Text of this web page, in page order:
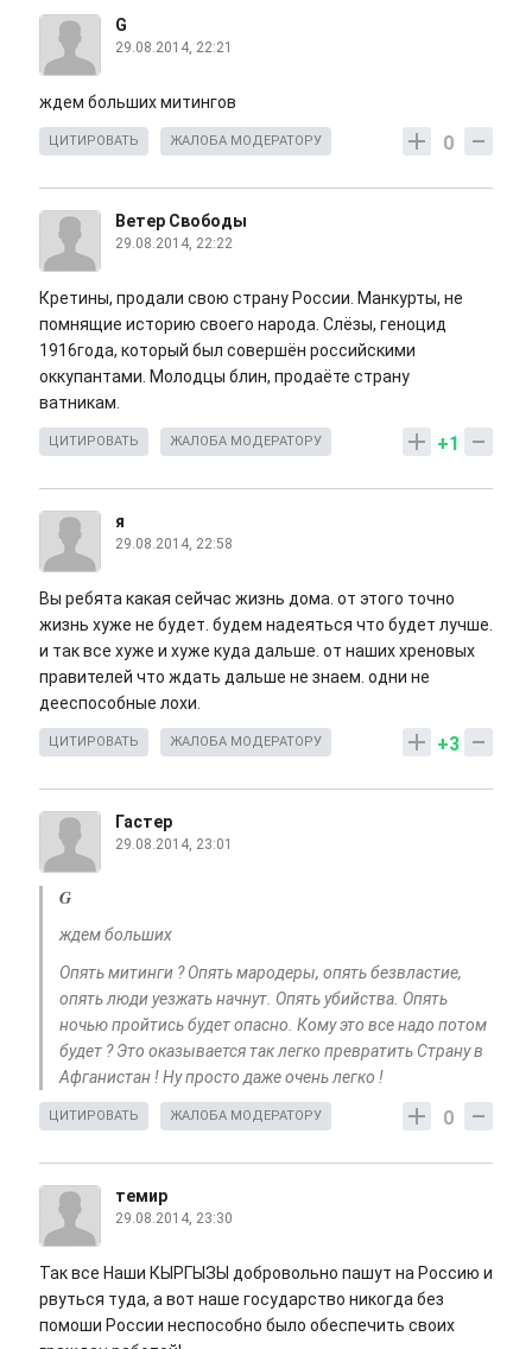
G
29.08.2014, 22:21
ждем больших митингов
0
ЦИТИРОВАТЬ ЖАЛОБА МОДЕРАТОРУ
Ветер Свободы
29.08.2014, 22:22
Кретины, продали свою страну России. Манкурты, не
помнящие историю своего народа. Слёзы, геноцид
1916года, который был совершён российскими
оккупантами. Молодцы блин, продаёте страну
ватникам.
+1
ЦИТИРОВАТЬ ЖАЛОБА МОДЕРАТОРУ
я
29.08.2014, 22:58
Вы ребята какая сейчас жизнь дома. от этого точно
жизнь хуже не будет. будем надеяться что будет лучше.
и так все хуже и хуже куда дальше. от наших хреновых
правителей что ждать дальше не знаем. одни не
дееспособные лохи.
+3
ЦИТИРОВАТЬ ЖАЛОБА МОДЕРАТОРУ
Гастер
29.08.2014, 23:01
G
ждем больших
Опять митинги ? Опять мародеры, опять безвластие,
опять люди уезжать начнут. Опять убийства. Опять
ночью пройтись будет опасно. Кому это все надо потом
будет ? Это оказывается так легко превратить Страну в
Афганистан ! Ну просто даже очень легко !
0
ЦИТИРОВАТЬ ЖАЛОБА МОДЕРАТОРУ
темир
29.08.2014, 23:30
Так все Наши КЫРГЫЗЫ добровольно пашут на Россию и
рвуться туда, а вот наше государство никогда без
помоши России неспособно было обеспечить своих